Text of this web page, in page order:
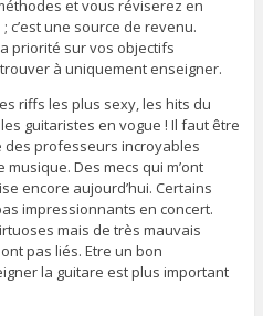
et vous réviserez en
c’est une source de revenu.
priorité sur vos objectifs
à uniquement enseigner.
riffs les plus sexy, les hits du
guitaristes en vogue ! Il faut être
des professeurs incroyables
Des mecs qui m’ont
encore aujourd’hui. Certains
impressionnants en concert.
mais de très mauvais
pas liés. Etre un bon
la guitare est plus important